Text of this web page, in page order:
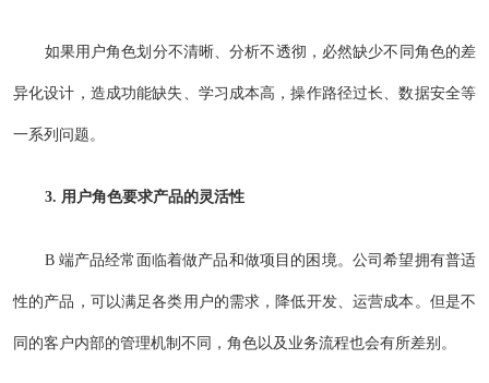
如果用户角色划分不清晰、分析不透彻，必然缺少不同角色的差
异化设计，造成功能缺失、学习成本高，操作路径过长、数据安全等
一系列问题。
3. 用户角色要求产品的灵活性
B 端产品经常面临着做产品和做项目的困境。公司希望拥有普适
性的产品，可以满足各类用户的需求，降低开发、运营成本。但是不
同的客户内部的管理机制不同，角色以及业务流程也会有所差别。